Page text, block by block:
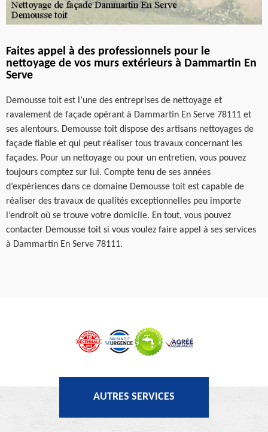
Faites appel à des professionnels pour le
nettoyage de vos murs extérieurs à Dammartin En
Serve
Demousse toit est l’une des entreprises de nettoyage et
ravalement de façade opérant à Dammartin En Serve 78111 et
ses alentours. Demousse toit dispose des artisans nettoyages de
façade fiable et qui peut réaliser tous travaux concernant les
façades. Pour un nettoyage ou pour un entretien, vous pouvez
toujours comptez sur lui. Compte tenu de ses années
d’expériences dans ce domaine Demousse toit est capable de
réaliser des travaux de qualités exceptionnelles peu importe
l’endroit où se trouve votre domicile. En tout, vous pouvez
contacter Demousse toit si vous voulez faire appel à ses services
à Dammartin En Serve 78111.
AUTRES SERVICES